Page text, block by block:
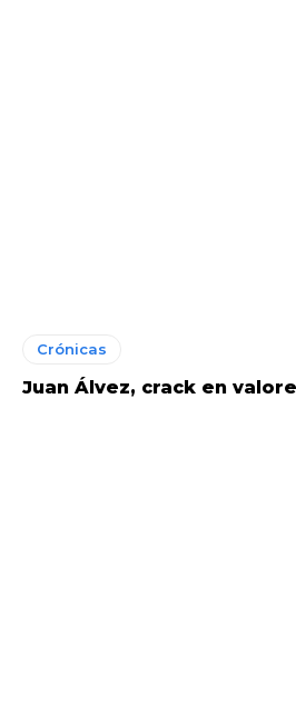
Crónicas
Juan Álvez, crack en